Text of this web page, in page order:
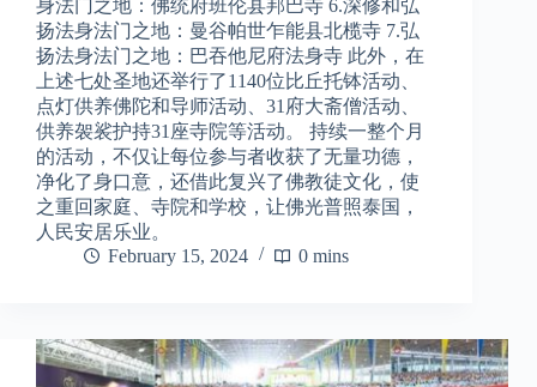
身法门之地：佛统府班伦县邦巴寺 6.深修和弘
扬法身法门之地：曼谷帕世乍能县北榄寺 7.弘
扬法身法门之地：巴吞他尼府法身寺 此外，在
上述七处圣地还举行了1140位比丘托钵活动、
点灯供养佛陀和导师活动、31府大斋僧活动、
供养袈裟护持31座寺院等活动。 持续一整个月
的活动，不仅让每位参与者收获了无量功德，
净化了身口意，还借此复兴了佛教徒文化，使
之重回家庭、寺院和学校，让佛光普照泰国，
人民安居乐业。
February 15, 2024
0 mins